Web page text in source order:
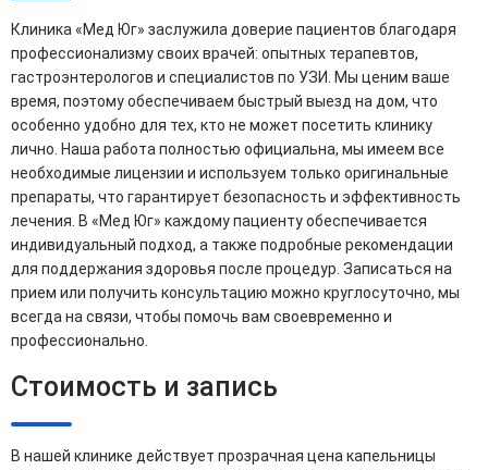
Клиника «Мед Юг» заслужила доверие пациентов благодаря
профессионализму своих врачей: опытных терапевтов,
гастроэнтерологов и специалистов по УЗИ. Мы ценим ваше
время, поэтому обеспечиваем быстрый выезд на дом, что
особенно удобно для тех, кто не может посетить клинику
лично. Наша работа полностью официальна, мы имеем все
необходимые лицензии и используем только оригинальные
препараты, что гарантирует безопасность и эффективность
лечения. В «Мед Юг» каждому пациенту обеспечивается
индивидуальный подход, а также подробные рекомендации
для поддержания здоровья после процедур. Записаться на
прием или получить консультацию можно круглосуточно, мы
всегда на связи, чтобы помочь вам своевременно и
профессионально.
Стоимость и запись
В нашей клинике действует прозрачная цена капельницы